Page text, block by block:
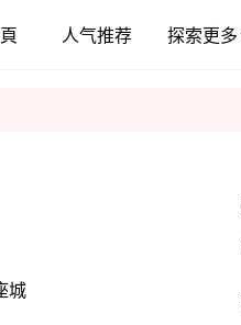
人气推荐 探索更多